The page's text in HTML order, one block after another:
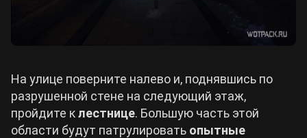
На улице поверните налево и, поднявшись по
разрушенной стене на следующий этаж,
пройдите клестнице. Большую часть этой
области будут патрулировать опытные